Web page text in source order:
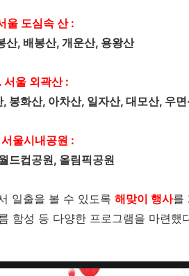
울 도심속 산 :
산, 배봉산, 개운산, 용왕산
서울 외곽산 :
봉화산, 아차산, 일자산, 대모산, 우
울시내공원 :
드컵공원, 올림픽공원
일출을 볼 수 있도록 해맞이 행사를
함성 등 다양한 프로그램을 마련했